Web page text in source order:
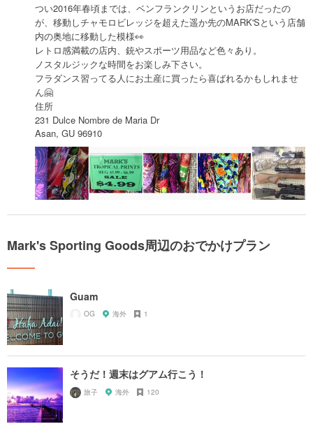
つい2016年春頃までは、ベンフランクリンというお店だったの
が、移動しチャモロビレッジを超えた遥か先のMARK'Sという店舗
内の奥地に移動した模様👀
レトロ感満載の店内、銃やスポーツ用品など色々あり。
ノスタルジックな時間をお楽しみ下さい。
フラダンス習ってる人にお土産に買ったら喜ばれるかもしれませ
ん🤗
住所
231 Dulce Nombre de Maria Dr
Asan, GU 96910
Mark's Sporting Goods周辺のおでかけプラン
Guam
OG 海外 1
そうだ！週末はグアム行こう！
旅子 海外 120